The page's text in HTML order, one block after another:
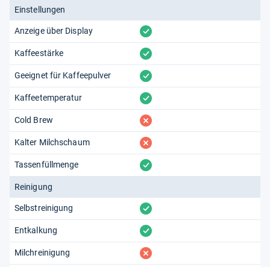
Einstellungen
Anzeige über Display vorhanden
Kaffeestärke vorhanden
Geeignet für Kaffeepulver vorhanden
Kaffeetemperatur vorhanden
Cold Brew fehlt
Kalter Milchschaum fehlt
Tassenfüllmenge vorhanden
Reinigung
Selbstreinigung vorhanden
Entkalkung vorhanden
Milchreinigung fehlt